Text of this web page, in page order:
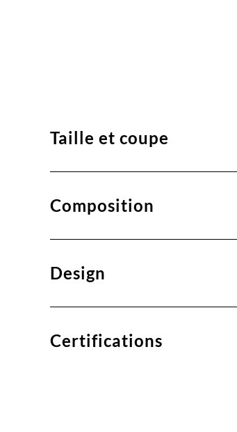
Taille et coupe
Composition
Design
Certifications